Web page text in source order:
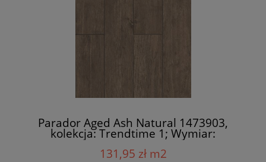
Parador Aged Ash Natural 1473903,
kolekcja: Trend­time 1; Wymiar:
8x158x1285 mm; AC4/32; V-Fuga x 4;
131,95 zł m2